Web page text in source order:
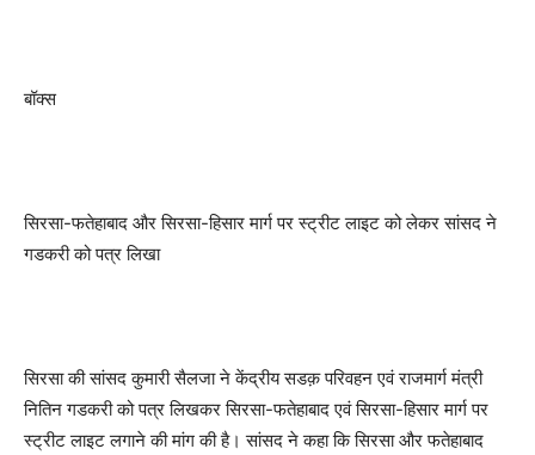
बॉक्स
सिरसा-फतेहाबाद और सिरसा-हिसार मार्ग पर स्ट्रीट लाइट को लेकर सांसद ने
गडकरी को पत्र लिखा
सिरसा की सांसद कुमारी सैलजा ने केंद्रीय सडक़ परिवहन एवं राजमार्ग मंत्री
नितिन गडकरी को पत्र लिखकर सिरसा-फतेहाबाद एवं सिरसा-हिसार मार्ग पर
स्ट्रीट लाइट लगाने की मांग की है। सांसद ने कहा कि सिरसा और फतेहाबाद